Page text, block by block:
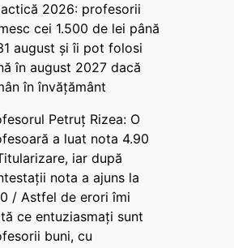
2026: profesorii
cei 1.500 de lei până
august și îi pot folosi
în august 2027 dacă
în învățământ
Petruț Rizea: O
a luat nota 4.90
iar după
nota a ajuns la
/ Astfel de erori îmi
ce entuziasmați sunt
buni, cu